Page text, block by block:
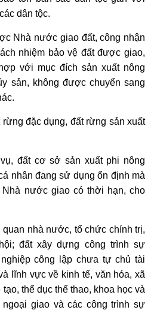
dân tộc.
Nhà nước giao đất,công nhận
nhiệm bảo vệ đất được giao,
với mục đích sản xuất nông
sản, không được chuyển sang
đặc dụng, đất rừng sản xuất
đất cơ sở sản xuất phi nông
nhân đang sử dụng ổn định mà
nước giao có thời hạn, cho
nhà nước, tổ chức chính trị,
đất xây dựng công trình sự
công lập chưa tự chủ tài
lĩnh vực về kinh tế, văn hóa, xã
thể dục thể thao, khoa học và
giao và các công trình sự